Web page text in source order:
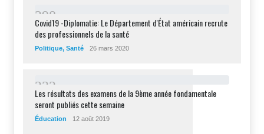
298
Covid19 -Diplomatie: Le Département d'État américain recrute
des professionnels de la santé
Politique, Santé 26 mars 2020
232
Les résultats des examens de la 9ème année fondamentale
seront publiés cette semaine
Éducation 12 août 2019